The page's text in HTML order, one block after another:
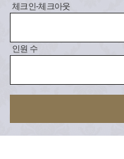
체크인-체크아웃
인원 수